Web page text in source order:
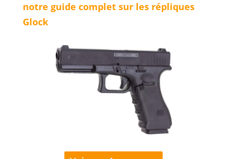
notre guide complet sur les répliques
Glock